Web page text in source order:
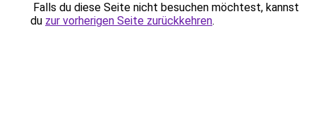
Falls du diese Seite nicht besuchen möchtest, kannst
du zur vorherigen Seite zurückkehren.